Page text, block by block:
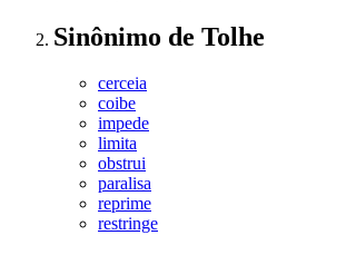
Sinônimo de Tolhe
cerceia
coibe
impede
limita
obstrui
paralisa
reprime
restringe